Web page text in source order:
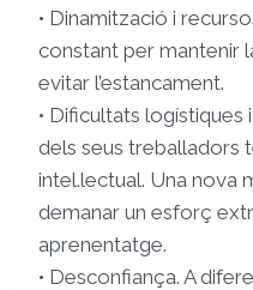
• Dinamització i
constant per mantenir
evitar l’estancament.
• Dificultats
dels seus treballadors
intel.lectual. Una nova
demanar un esforç
aprenentatge.
• Desconfiança. A